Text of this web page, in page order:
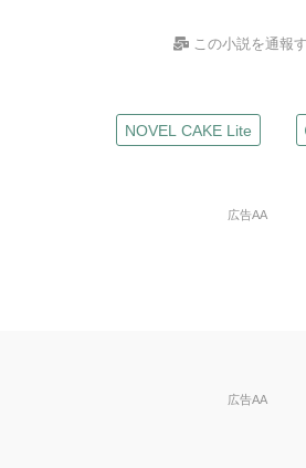
この小説を通報
※入力した場合は確認メールが
NOVEL CAKE Lite
広告AA
広告AA